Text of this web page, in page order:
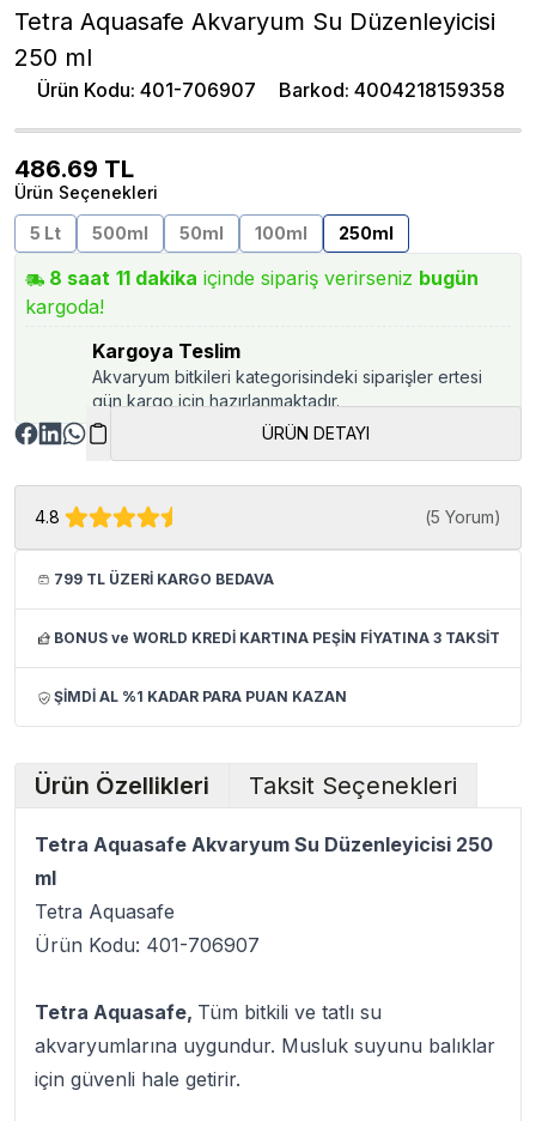
Tetra Aquasafe Akvaryum Su Düzenleyicisi
250 ml
Ürün Kodu: 401-706907 Barkod: 4004218159358
486.69 TL
Ürün Seçenekleri
5 Lt
500ml 50ml 100ml 250ml
8 saat 11 dakika içinde sipariş verirseniz bugün
kargoda!
Kargoya Teslim
Akvaryum bitkileri kategorisindeki siparişler ertesi
gün kargo için hazırlanmaktadır.
ÜRÜN DETAYI
4.8 (5 Yorum)
799 TL ÜZERİ KARGO BEDAVA
BONUS ve WORLD KREDİ KARTINA PEŞİN FİYATINA 3 TAKSİT
ŞİMDİ AL %1 KADAR PARA PUAN KAZAN
Ürün Özellikleri Taksit Seçenekleri
Tetra Aquasafe Akvaryum Su Düzenleyicisi 250
ml
Tetra Aquasafe
Ürün Kodu: 401-706907
Tetra Aquasafe, Tüm bitkili ve tatlı su
akvaryumlarına uygundur. Musluk suyunu balıklar
için güvenli hale getirir.